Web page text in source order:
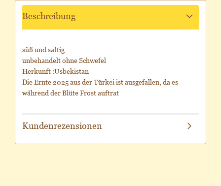
Beschreibung
süß und saftig
unbehandelt ohne Schwefel
Herkunft :Usbekistan
Die Ernte 2025 aus der Türkei ist ausgefallen, da es
während der Blüte Frost auftrat
Kundenrezensionen